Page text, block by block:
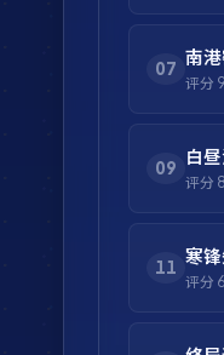
07
南
评分
09
白
评分
11
寒
评分